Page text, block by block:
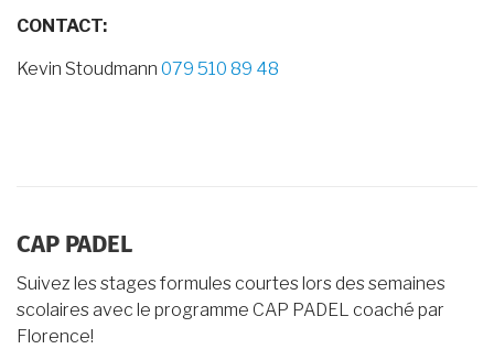
CONTACT:
Kevin Stoudmann 079 510 89 48
CAP PADEL
Suivez les stages formules courtes lors des semaines
scolaires avec le programme CAP PADEL coaché par
Florence!